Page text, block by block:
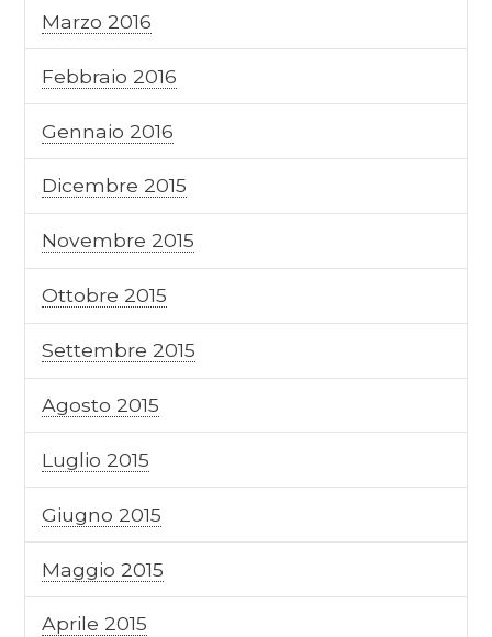
Marzo 2016
Febbraio 2016
Gennaio 2016
Dicembre 2015
Novembre 2015
Ottobre 2015
Settembre 2015
Agosto 2015
Luglio 2015
Giugno 2015
Maggio 2015
Aprile 2015